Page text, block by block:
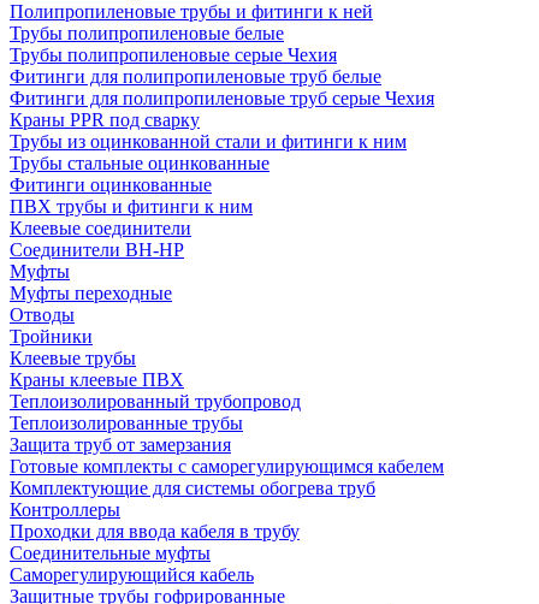
Полипропиленовые трубы и фитинги к ней
Трубы полипропиленовые белые
Трубы полипропиленовые серые Чехия
Фитинги для полипропиленовые труб белые
Фитинги для полипропиленовые труб серые Чехия
Краны PPR под сварку
Трубы из оцинкованной стали и фитинги к ним
Трубы стальные оцинкованные
Фитинги оцинкованные
ПВХ трубы и фитинги к ним
Клеевые соединители
Соединители ВН-НР
Муфты
Муфты переходные
Отводы
Тройники
Клеевые трубы
Краны клеевые ПВХ
Теплоизолированный трубопровод
Теплоизолированные трубы
Защита труб от замерзания
Готовые комплекты с саморегулирующимся кабелем
Комплектующие для системы обогрева труб
Контроллеры
Проходки для ввода кабеля в трубу
Соединительные муфты
Саморегулирующийся кабель
Защитные трубы гофрированные